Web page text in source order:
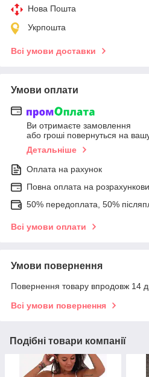
Нова Пошта
Укрпошта
Всі умови доставки
Умови оплати
Ви отримаєте замовлення
або гроші повернуться на
Детальніше
Оплата на рахунок
Повна оплата на
50% передоплата, 50%
Всі умови оплати
Умови повернення
Повернення товару впродовж 14
Всі умови повернення
Подібні товари компанії